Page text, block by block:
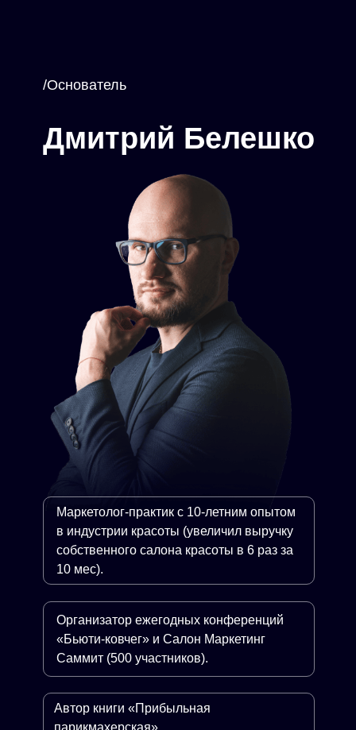
/Основатель
Маркетолог-практик с 10-летним опытом
в индустрии красоты (увеличил выручку
собственного салона красоты в 6 раз за
10 мес).
Дмитрий Белешко
Автор книги «Прибыльная
парикмахерская»
Организатор ежегодных конференций
«Бьюти-ковчег» и Салон Маркетинг
Саммит (500 участников).